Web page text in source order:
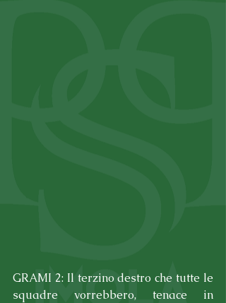
GRAMI 2: Il terzino destro che tutte le
squadre vorrebbero, tenace in